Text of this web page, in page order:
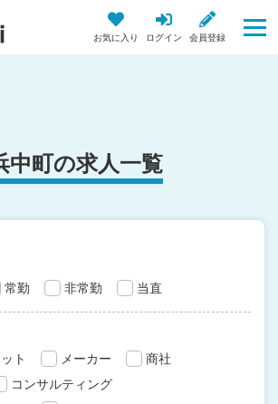
お気に入り ログイン 会員登録
中町の求人一覧
常勤 非常勤 当直
ト
メーカー
商社
コンサルティング